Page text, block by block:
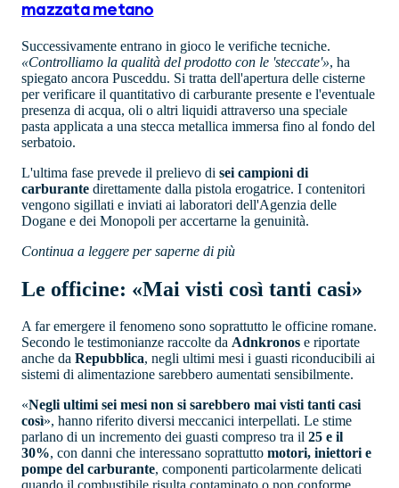
mazzata metano
Successivamente entrano in gioco le verifiche tecniche.
«Controlliamo la qualità del prodotto con le 'steccate'», ha
spiegato ancora Pusceddu. Si tratta dell'apertura delle cisterne
per verificare il quantitativo di carburante presente e l'eventuale
presenza di acqua, oli o altri liquidi attraverso una speciale
pasta applicata a una stecca metallica immersa fino al fondo del
serbatoio.
L'ultima fase prevede il prelievo di sei campioni di
carburante direttamente dalla pistola erogatrice. I contenitori
vengono sigillati e inviati ai laboratori dell'Agenzia delle
Dogane e dei Monopoli per accertarne la genuinità.
Continua a leggere per saperne di più
Le officine: «Mai visti così tanti casi»
A far emergere il fenomeno sono soprattutto le officine romane.
Secondo le testimonianze raccolte da Adnkronos e riportate
anche da Repubblica, negli ultimi mesi i guasti riconducibili ai
sistemi di alimentazione sarebbero aumentati sensibilmente.
«Negli ultimi sei mesi non si sarebbero mai visti tanti casi
così», hanno riferito diversi meccanici interpellati. Le stime
parlano di un incremento dei guasti compreso tra il 25 e il
30%, con danni che interessano soprattutto motori, iniettori e
pompe del carburante, componenti particolarmente delicati